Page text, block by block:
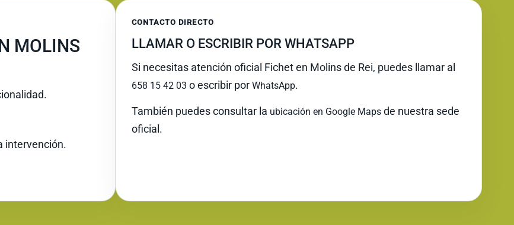
MOLINS
intervención.
CONTACTO DIRECTO
LLAMAR O ESCRIBIR POR WHATSAPP
Si necesitas atención oficial Fichet en Molins de Rei, puedes llamar al
658 15 42 03 o escribir por WhatsApp.
También puedes consultar la ubicación en Google Maps de nuestra sede
oficial.